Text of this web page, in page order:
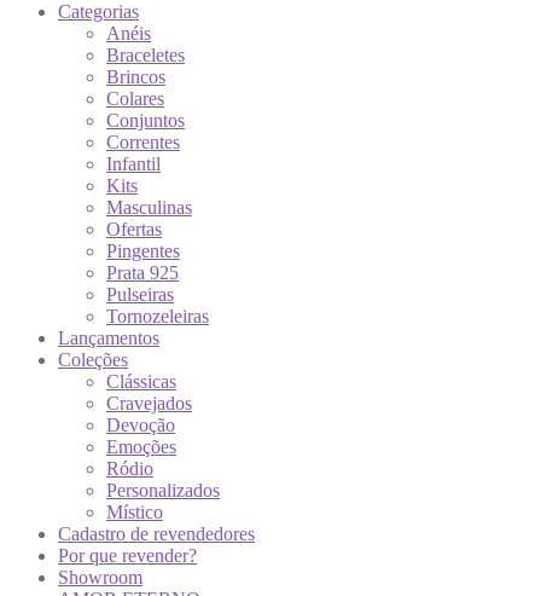
Categorias
Anéis
Braceletes
Brincos
Colares
Conjuntos
Correntes
Infantil
Kits
Masculinas
Ofertas
Pingentes
Prata 925
Pulseiras
Tornozeleiras
Lançamentos
Coleções
Clássicas
Cravejados
Devoção
Emoções
Ródio
Personalizados
Místico
Cadastro de revendedores
Por que revender?
Showroom